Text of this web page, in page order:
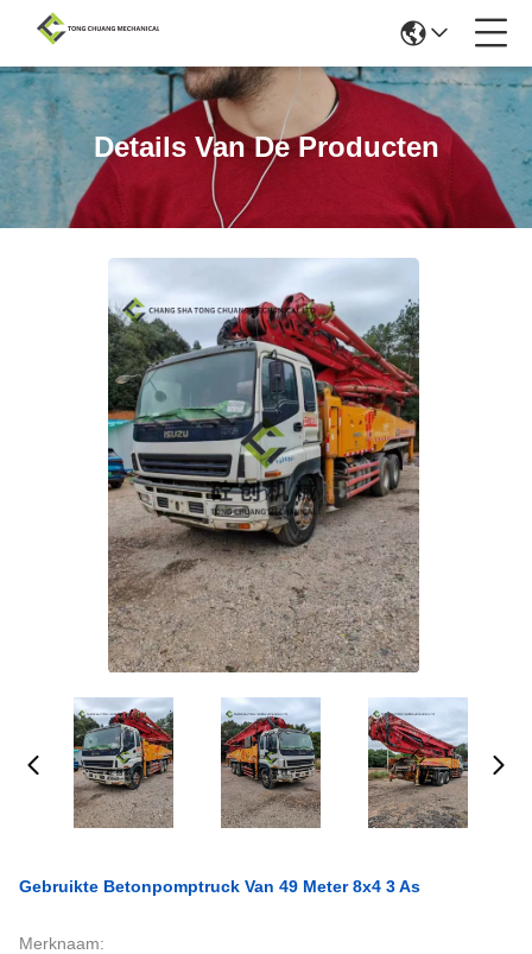
Details Van De Producten
Gebruikte Betonpomptruck Van 49 Meter 8x4 3 As
Merknaam: